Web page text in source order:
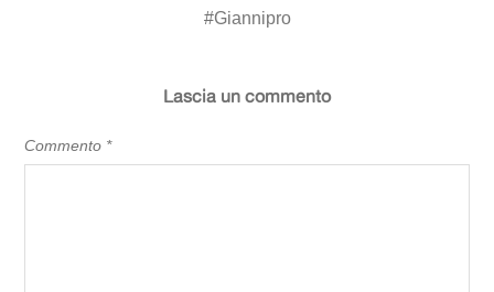
#Giannipro
Lascia un commento
Commento *